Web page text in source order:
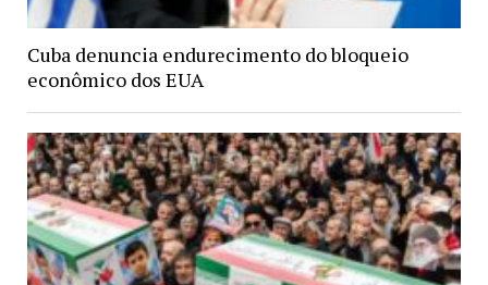
Cuba denuncia endurecimento do bloqueio
econômico dos EUA